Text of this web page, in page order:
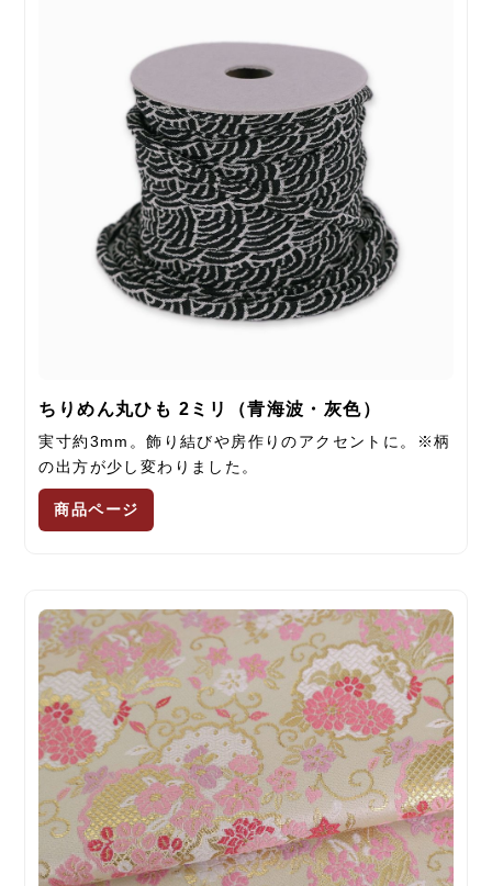
ちりめん丸ひも 2ミリ（青海波・灰色）
実寸約3mm。飾り結びや房作りのアクセントに。※柄
の出方が少し変わりました。
商品ページ